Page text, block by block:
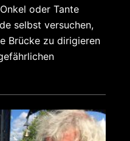
oder Tante
selbst versuchen,
Brücke zu dirigieren